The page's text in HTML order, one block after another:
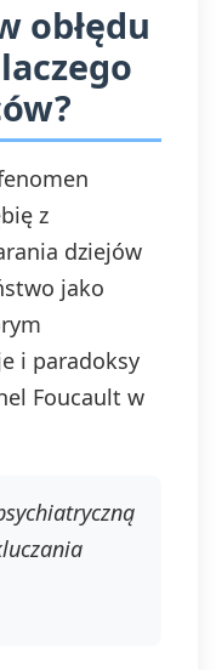
obłędu
z
dziejów
jako
i paradoksy
Foucault w